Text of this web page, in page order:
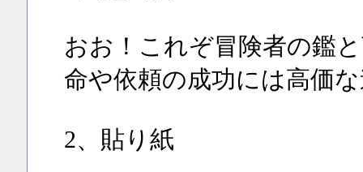
おお！これぞ冒険者の鑑
命や依頼の成功には高価
2、貼り紙